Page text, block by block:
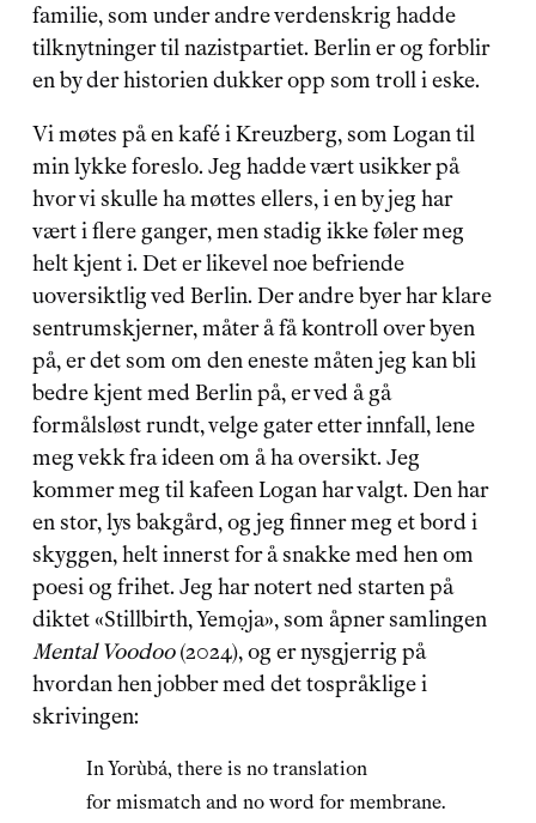
familie, som under andre verdenskrig hadde
tilknytninger til nazistpartiet. Berlin er og forblir
en by der historien dukker opp som troll i eske.
Vi møtes på en kafé i Kreuzberg, som Logan til
min lykke foreslo. Jeg hadde vært usikker på
hvor vi skulle ha møttes ellers, i en by jeg har
vært i flere ganger, men stadig ikke føler meg
helt kjent i. Det er likevel noe befriende
uoversiktlig ved Berlin. Der andre byer har klare
sentrumskjerner, måter å få kontroll over byen
på, er det som om den eneste måten jeg kan bli
bedre kjent med Berlin på, er ved å gå
formålsløst rundt, velge gater etter innfall, lene
meg vekk fra ideen om å ha oversikt. Jeg
kommer meg til kafeen Logan har valgt. Den har
en stor, lys bakgård, og jeg finner meg et bord i
skyggen, helt innerst for å snakke med hen om
poesi og frihet. Jeg har notert ned starten på
diktet «Stillbirth, Yemọja», som åpner samlingen
Mental Voodoo (2024), og er nysgjerrig på
hvordan hen jobber med det tospråklige i
skrivingen:
In Yorùbá, there is no translation
for mismatch and no word for membrane.